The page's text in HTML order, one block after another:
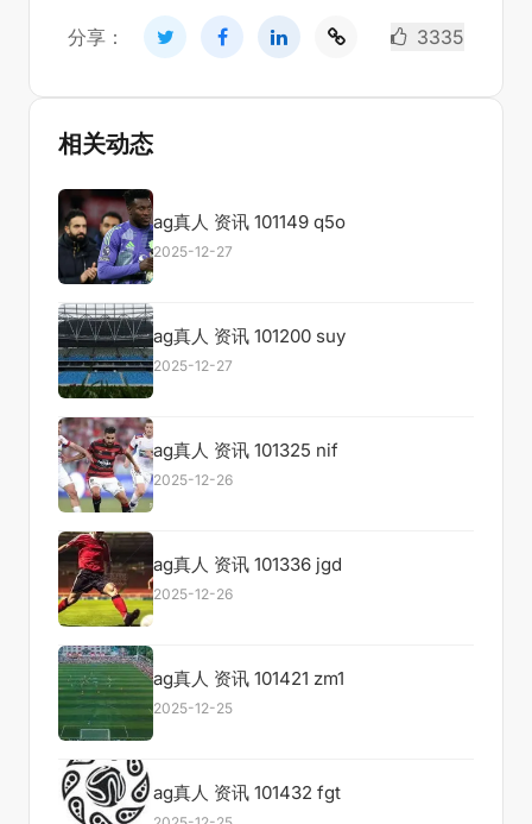
分享： 3335
相关动态
ag真人 资讯 101149 q5o
2025-12-27
ag真人 资讯 101200 suy
2025-12-27
ag真人 资讯 101325 nif
2025-12-26
ag真人 资讯 101336 jgd
2025-12-26
ag真人 资讯 101421 zm1
2025-12-25
ag真人 资讯 101432 fgt